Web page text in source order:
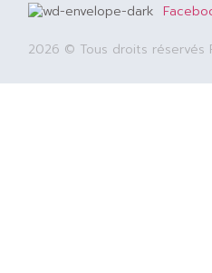
2026 © Tous droits réservés